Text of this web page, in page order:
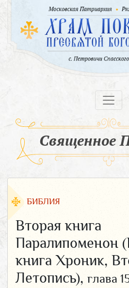
Священное
БИБЛИЯ
Вторая книга
Паралипоменон
книга Хроник,
Летопись), глава